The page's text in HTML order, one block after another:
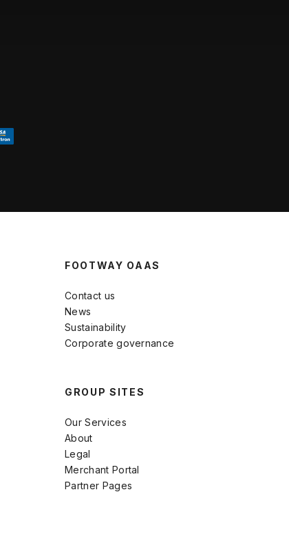
FOOTWAY OAAS
Contact us
News
Sustainability
Corporate governance
GROUP SITES
Our Services
About
Legal
Merchant Portal
Partner Pages